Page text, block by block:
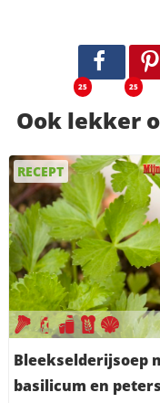
25 25
Ook lekker
RECEPT
Bleekselderijsoep
basilicum en